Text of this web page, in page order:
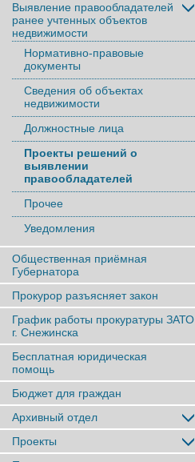
Выявление правообладателей
ранее учтенныx объектов
недвижимости
Нормативно-правовые
документы
Сведения об объектах
недвижимости
Должностные лица
Проекты решений о
выявлении
правообладателей
Прочее
Уведомления
Общественная приёмная
Губернатора
Прокурор разъясняет закон
График работы прокуратуры ЗАТО
г. Снежинска
Бесплатная юридическая
помощь
Бюджет для граждан
Архивный отдел
Проекты